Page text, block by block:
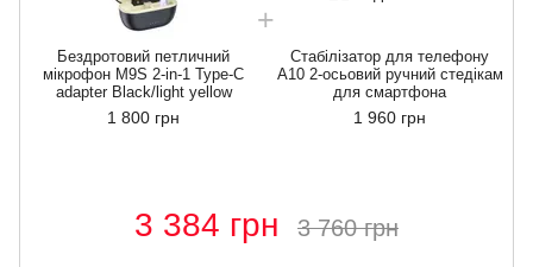
Бездротовий петличний
мікрофон M9S 2-in-1 Type-C
adapter Black/light yellow
1 800 грн
Стабілізатор для телефону
A10 2-осьовий ручний стедікам
для смартфона
1 960 грн
3 384 грн 3 760 грн